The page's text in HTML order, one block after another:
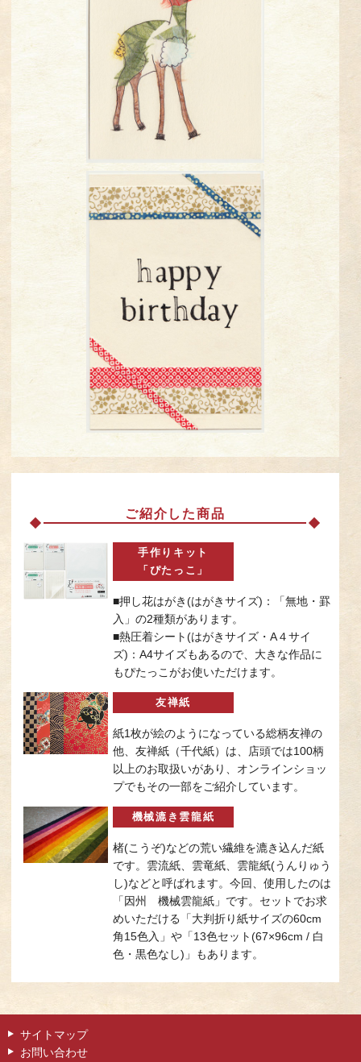
ご紹介した商品
手作りキット
「ぴたっこ」
■押し花はがき(はがきサイズ)：「無地・罫
入」の2種類があります。
■熱圧着シート(はがきサイズ・A４サイ
ズ)：A4サイズもあるので、大きな作品に
もぴたっこがお使いただけます。
友禅紙
紙1枚が絵のようになっている総柄友禅の
他、友禅紙（千代紙）は、店頭では100柄
以上のお取扱いがあり、オンラインショッ
プでもその一部をご紹介しています。
機械漉き雲龍紙
楮(こうぞ)などの荒い繊維を漉き込んだ紙
です。雲流紙、雲竜紙、雲龍紙(うんりゅう
し)などと呼ばれます。今回、使用したのは
「因州 機械雲龍紙」です。セットでお求
めいただける「大判折り紙サイズの60cm
角15色入」や「13色セット(67×96cm / 白
色・黒色なし)」もあります。
サイトマップ
お問い合わせ